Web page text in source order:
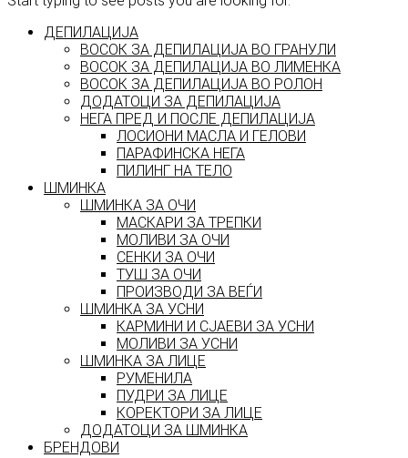
ДЕПИЛАЦИЈА
ВОСОК ЗА ДЕПИЛАЦИЈА ВО ГРАНУЛИ
ВОСОК ЗА ДЕПИЛАЦИЈА ВО ЛИМЕНКА
ВОСОК ЗА ДЕПИЛАЦИЈА ВО РОЛОН
ДОДАТОЦИ ЗА ДЕПИЛАЦИЈА
НЕГА ПРЕД И ПОСЛЕ ДЕПИЛАЦИЈА
ЛОСИОНИ МАСЛА И ГЕЛОВИ
ПАРАФИНСКА НЕГА
ПИЛИНГ НА ТЕЛО
ШМИНКА
ШМИНКА ЗА ОЧИ
МАСКАРИ ЗА ТРЕПКИ
МОЛИВИ ЗА ОЧИ
СЕНКИ ЗА ОЧИ
ТУШ ЗА ОЧИ
ПРОИЗВОДИ ЗА ВЕЃИ
ШМИНКА ЗА УСНИ
КАРМИНИ И СЈАЕВИ ЗА УСНИ
МОЛИВИ ЗА УСНИ
ШМИНКА ЗА ЛИЦЕ
РУМЕНИЛА
ПУДРИ ЗА ЛИЦЕ
КОРЕКТОРИ ЗА ЛИЦЕ
ДОДАТОЦИ ЗА ШМИНКА
БРЕНДОВИ